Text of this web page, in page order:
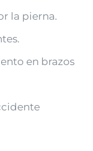
la pierna.
en brazos